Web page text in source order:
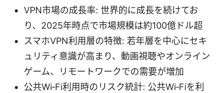
VPN市場の成長率: 世界的に成長を続けてお
り、2025年時点で市場規模は約100億ドル超
スマホVPN利用層の特徴: 若年層を中心にセキ
ュリティ意識が高まり、動画視聴やオンライン
ゲーム、リモートワークでの需要が増加
公共Wi‑Fi利用時のリスク統計: 公共Wi‑Fiを利